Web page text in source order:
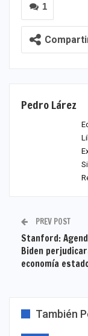
1
Pedro Lárez
PREV POST
Stanford:
Biden
economía
También